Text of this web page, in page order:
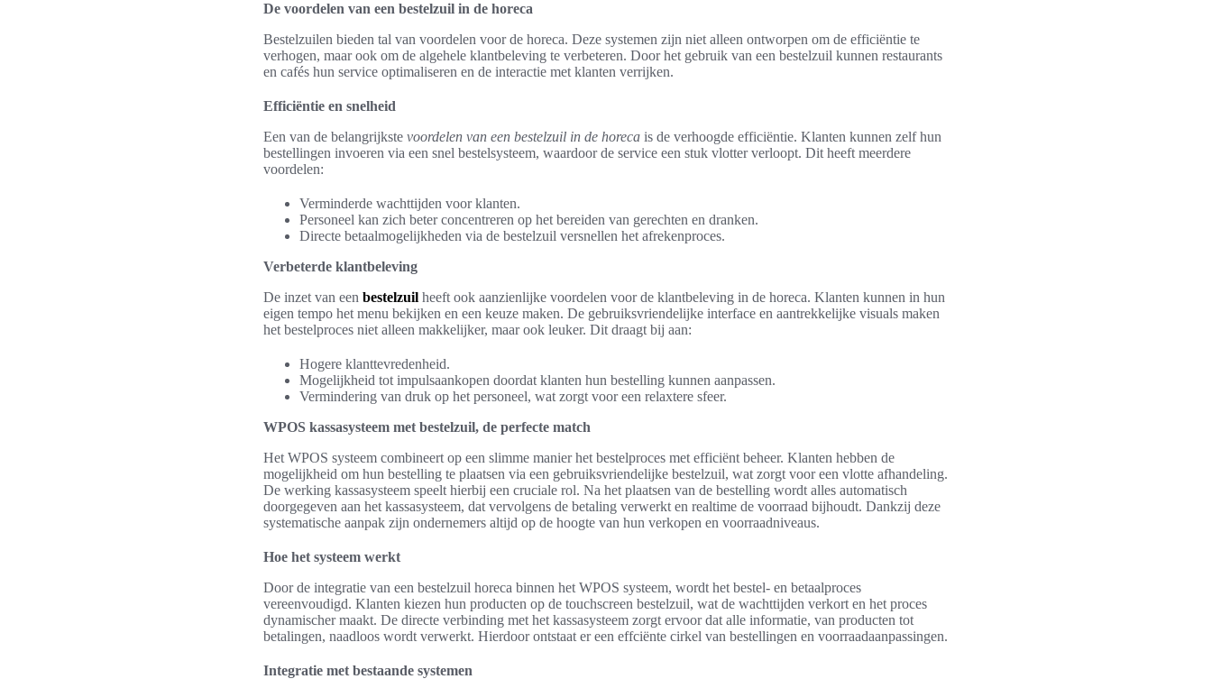
De voordelen van een bestelzuil in de horeca
Bestelzuilen bieden tal van voordelen voor de horeca. Deze systemen zijn niet alleen ontworpen om de efficiëntie te
verhogen, maar ook om de algehele klantbeleving te verbeteren. Door het gebruik van een bestelzuil kunnen restaurants
en cafés hun service optimaliseren en de interactie met klanten verrijken.
Efficiëntie en snelheid
Een van de belangrijkste voordelen van een bestelzuil in de horeca is de verhoogde efficiëntie. Klanten kunnen zelf hun
bestellingen invoeren via een snel bestelsysteem, waardoor de service een stuk vlotter verloopt. Dit heeft meerdere
voordelen:
Verminderde wachttijden voor klanten.
Personeel kan zich beter concentreren op het bereiden van gerechten en dranken.
Directe betaalmogelijkheden via de bestelzuil versnellen het afrekenproces.
Verbeterde klantbeleving
De inzet van een bestelzuil heeft ook aanzienlijke voordelen voor de klantbeleving in de horeca. Klanten kunnen in hun
eigen tempo het menu bekijken en een keuze maken. De gebruiksvriendelijke interface en aantrekkelijke visuals maken
het bestelproces niet alleen makkelijker, maar ook leuker. Dit draagt bij aan:
Hogere klanttevredenheid.
Mogelijkheid tot impulsaankopen doordat klanten hun bestelling kunnen aanpassen.
Vermindering van druk op het personeel, wat zorgt voor een relaxtere sfeer.
WPOS kassasysteem met bestelzuil, de perfecte match
Het WPOS systeem combineert op een slimme manier het bestelproces met efficiënt beheer. Klanten hebben de
mogelijkheid om hun bestelling te plaatsen via een gebruiksvriendelijke bestelzuil, wat zorgt voor een vlotte afhandeling.
De werking kassasysteem speelt hierbij een cruciale rol. Na het plaatsen van de bestelling wordt alles automatisch
doorgegeven aan het kassasysteem, dat vervolgens de betaling verwerkt en realtime de voorraad bijhoudt. Dankzij deze
systematische aanpak zijn ondernemers altijd op de hoogte van hun verkopen en voorraadniveaus.
Hoe het systeem werkt
Door de integratie van een bestelzuil horeca binnen het WPOS systeem, wordt het bestel- en betaalproces
vereenvoudigd. Klanten kiezen hun producten op de touchscreen bestelzuil, wat de wachttijden verkort en het proces
dynamischer maakt. De directe verbinding met het kassasysteem zorgt ervoor dat alle informatie, van producten tot
betalingen, naadloos wordt verwerkt. Hierdoor ontstaat er een effciënte cirkel van bestellingen en voorraadaanpassingen.
Integratie met bestaande systemen